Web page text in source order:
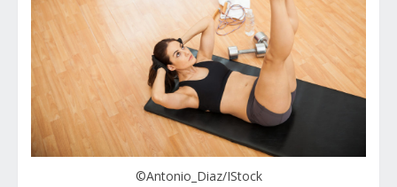
©Antonio_Diaz/IStock